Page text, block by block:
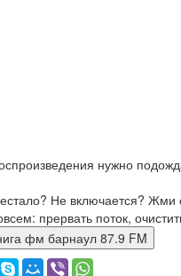
нужно
Не включается? Жми
прервать поток,
о Книга фм барнаул 87.9 FM